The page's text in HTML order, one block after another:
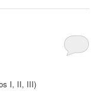
I, II, III)